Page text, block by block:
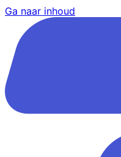
Ga naar inhoud